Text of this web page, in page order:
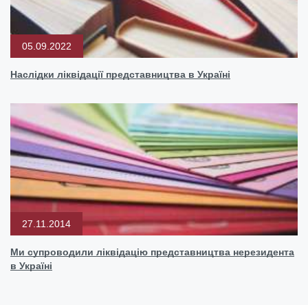
05.09.2022
Наслідки ліквідації представництва в Україні
27.11.2014
Ми супроводили ліквідацію представництва нерезидента
в Україні